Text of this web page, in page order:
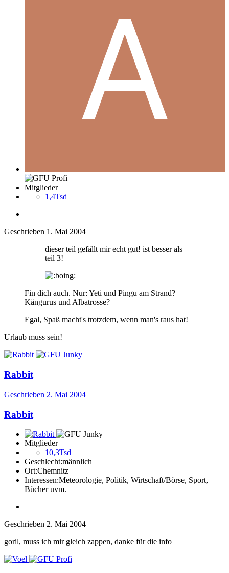
Mitglieder
1,4Tsd
Geschrieben 1. Mai 2004
dieser teil gefällt mir echt gut! ist besser als
teil 3!
Fin dich auch. Nur: Yeti und Pingu am Strand?
Kängurus und Albatrosse?
Egal, Spaß macht's trotzdem, wenn man's raus hat!
Urlaub muss sein!
Rabbit
Geschrieben 2. Mai 2004
Rabbit
Mitglieder
10,3Tsd
Geschlecht:männlich
Ort:Chemnitz
Interessen:Meteorologie, Politik, Wirtschaft/Börse, Sport,
Bücher uvm.
Geschrieben 2. Mai 2004
goril, muss ich mir gleich zappen, danke für die info